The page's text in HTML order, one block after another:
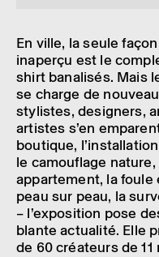
En ville, la seule
inaperçu est le
shirt bana­li­sés. Mais
se charge de
stylistes, desi­gners,
artistes s’en
boutique,
le camou­flage
appar­te­ment, la foule
peau sur peau, la
– l’ex­po­si­tion pose
blante actua­lité. Elle
de 60 créa­teurs de